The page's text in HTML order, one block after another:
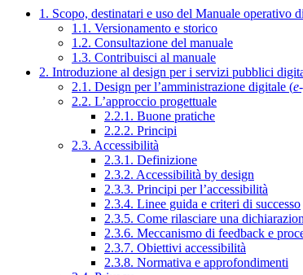
1. Scopo, destinatari e uso del Manuale operativo
1.1. Versionamento e storico
1.2. Consultazione del manuale
1.3. Contribuisci al manuale
2. Introduzione al design per i servizi pubblici
2.1. Design per l’amministrazione digitale (
2.2. L’approccio progettuale
2.2.1. Buone pratiche
2.2.2. Principi
2.3. Accessibilità
2.3.1. Definizione
2.3.2. Accessibilità by design
2.3.3. Principi per l’accessibilità
2.3.4. Linee guida e criteri di successo
2.3.5. Come rilasciare una
2.3.6. Meccanismo di feedback e
2.3.7. Obiettivi accessibilità
2.3.8. Normativa e approfondimenti